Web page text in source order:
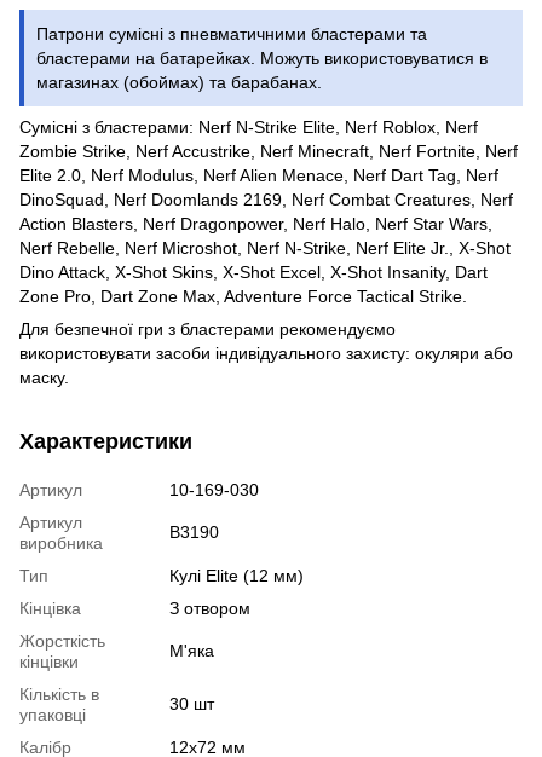
Патрони сумісні з пневматичними бластерами та
бластерами на батарейках. Можуть використовуватися в
магазинах (обоймах) та барабанах.
Сумісні з бластерами: Nerf N-Strike Elite, Nerf Roblox, Nerf
Zombie Strike, Nerf Accustrike, Nerf Minecraft, Nerf Fortnite, Nerf
Elite 2.0, Nerf Modulus, Nerf Alien Menace, Nerf Dart Tag, Nerf
DinoSquad, Nerf Doomlands 2169, Nerf Combat Creatures, Nerf
Action Blasters, Nerf Dragonpower, Nerf Halo, Nerf Star Wars,
Nerf Rebelle, Nerf Microshot, Nerf N-Strike, Nerf Elite Jr., X-Shot
Dino Attack, X-Shot Skins, X-Shot Excel, X-Shot Insanity, Dart
Zone Pro, Dart Zone Max, Adventure Force Tactical Strike.
Для безпечної гри з бластерами рекомендуємо
використовувати засоби індивідуального захисту: окуляри або
маску.
Характеристики
Артикул
10-169-030
Артикул
виробника
B3190
Тип
Кулі Elite (12 мм)
Кінцівка
З отвором
Жорсткість
кінцівки
М'яка
Кількість в
упаковці
30 шт
Калібр
12x72 мм